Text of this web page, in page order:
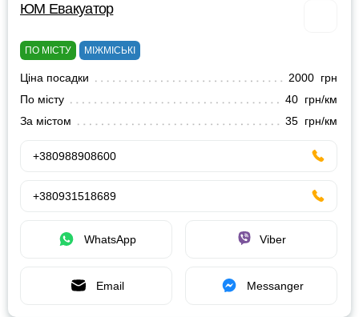
ЮМ Евакуатор
ПО МІСТУ МІЖМІСЬКІ
Ціна посадки
2000 грн
По місту
40 грн/км
За містом
35 грн/км
+380988908600
+380931518689
WhatsApp Viber
Email Messanger